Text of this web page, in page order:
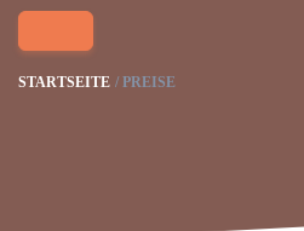
STARTSEITE PREISE